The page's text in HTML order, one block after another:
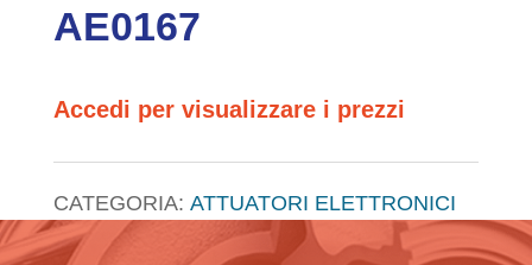
AE0167
Accedi per visualizzare i prezzi
CATEGORIA: ATTUATORI ELETTRONICI